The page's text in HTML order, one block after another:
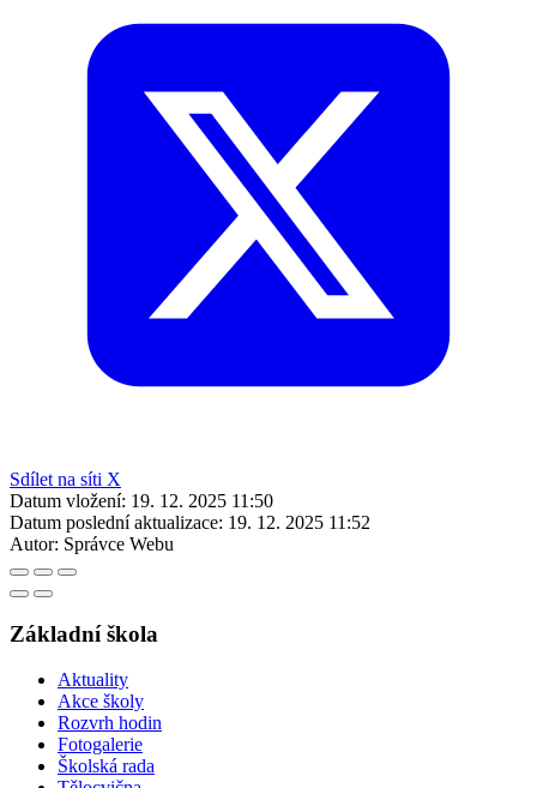
Sdílet na síti X
Datum vložení: 19. 12. 2025 11:50
Datum poslední aktualizace: 19. 12. 2025 11:52
Autor: Správce Webu
Základní škola
Aktuality
Akce školy
Rozvrh hodin
Fotogalerie
Školská rada